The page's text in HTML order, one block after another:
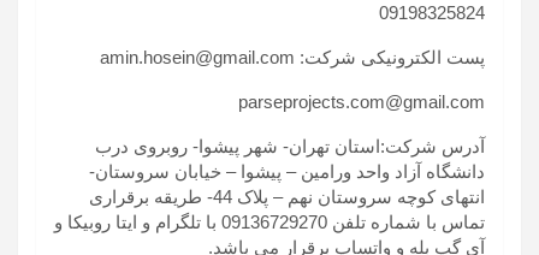
09198325824
پست الکترونیکی شرکت: amin.hosein@gmail.com
parseprojects.com@gmail.com
آدرس شرکت:استان تهران- شهر پیشوا- روبروی درب
دانشگاه آزاد واحد ورامین – پیشوا – خیابان سروستان-
انتهای کوچه سروستان نهم – پلاک 44- طریقه برقراری
تماس با شماره تلفن 09136729270 با تلگرام و ایتا روبیکا و
آی گپ بله و واتساپ برقرار می باشد.